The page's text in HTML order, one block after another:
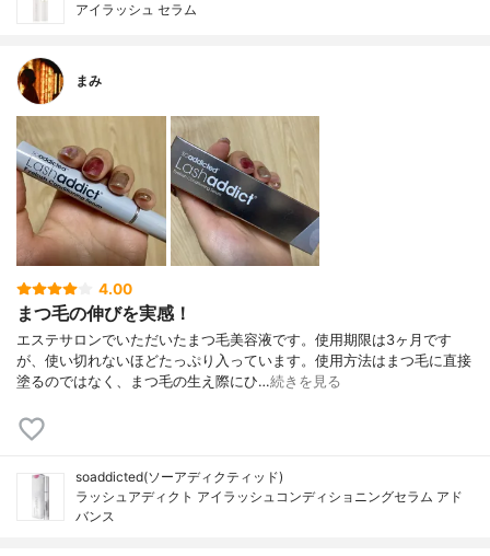
アイラッシュ セラム
まみ
4.00
まつ毛の伸びを実感！
エステサロンでいただいたまつ毛美容液です。使用期限は3ヶ月です
が、使い切れないほどたっぷり入っています。使用方法はまつ毛に直接
塗るのではなく、まつ毛の生え際にひ…続きを見る
soaddicted(ソーアディクティッド)
ラッシュアディクト アイラッシュコンディショニングセラム アド
バンス